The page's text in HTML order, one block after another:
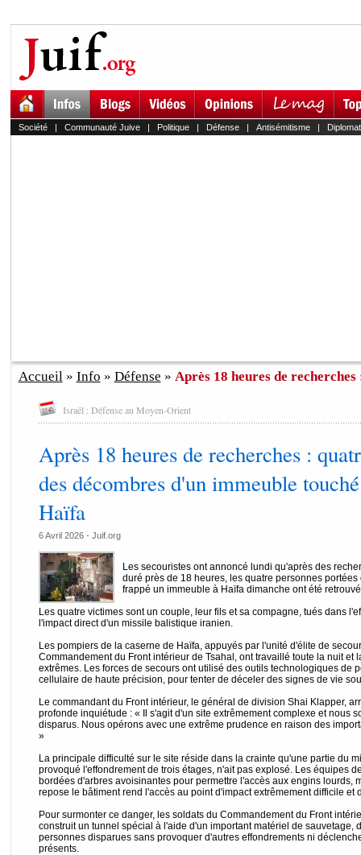
Société| Communauté Juive| Politique| Défense| Antisémitisme|
Accueil» Info » Défense » Après 18 heures de
Israël : Défense au Moyen-Orient
Après 18 heures de recherches :
des décombres d'un immeuble
Haïfa
6 Avril 2026 - Juif.org
Les secouristes ont annoncé lundi qu'après des
duré près de 18 heures, les quatre personnes
frappé un immeuble à Haïfa dimanche ont été
Les quatre victimes sont un couple, leur fils et sa compagne, tués dans
l'impact direct d'un missile balistique iranien.
Les pompiers de la caserne de Haïfa, appuyés par l'unité d'élite de
Commandement du Front intérieur de Tsahal, ont travaillé toute la nuit et
extrêmes. Les forces de secours ont utilisé des outils technologiques de
cellulaire de haute précision, pour tenter de déceler des signes de vie
Le commandant du Front intérieur, le général de division Shai Klapper,
profonde inquiétude : « Il s'agit d'un site extrêmement complexe et nous
disparus. Nous opérons avec une extrême prudence en raison des
»
La principale difficulté sur le site réside dans la crainte qu'une partie du
provoqué l'effondrement de trois étages, n'ait pas explosé. Les équipes
bordées d'arbres avoisinantes pour permettre l'accès aux engins lourds,
repose le bâtiment rend l'accès au point d'impact extrêmement difficile et
Pour surmonter ce danger, les soldats du Commandement du Front
construit un tunnel spécial à l'aide d'un important matériel de sauvetage,
personnes disparues sans provoquer d'autres effondrements ni
présents.